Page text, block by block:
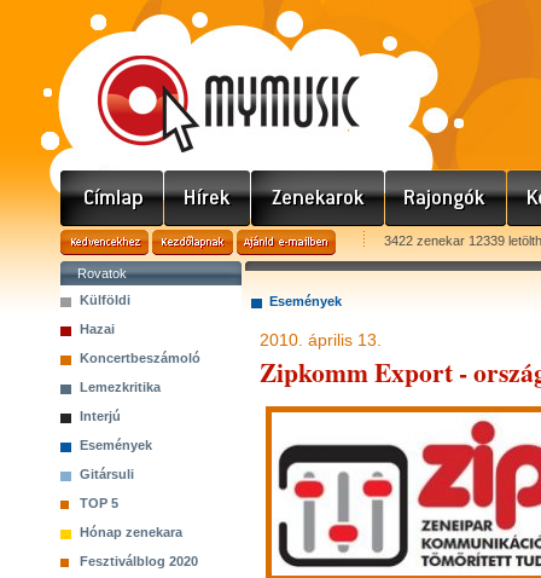
3422 zenekar 12339
Rovatok
Külföldi
Hazai
Koncertbeszámoló
Lemezkritika
Interjú
Események
Gitársuli
TOP 5
Hónap zenekara
Fesztiválblog 2020
Események
2010. április 13.
Zipkomm Export -